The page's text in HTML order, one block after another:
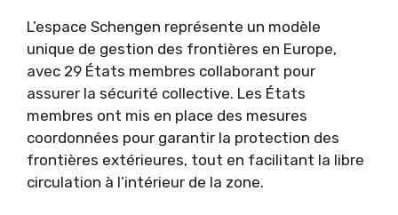
L’espace Schengen représente un modèle
unique de gestion des frontières en Europe,
avec 29 États membres collaborant pour
assurer la sécurité collective. Les États
membres ont mis en place des mesures
coordonnées pour garantir la protection des
frontières extérieures, tout en facilitant la libre
circulation à l’intérieur de la zone.